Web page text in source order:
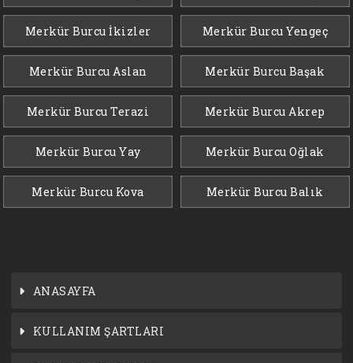
Merkür Burcu İkizler Merkür Burcu Yengeç
Merkür Burcu Aslan Merkür Burcu Başak
Merkür Burcu Terazi Merkür Burcu Akrep
Merkür Burcu Yay Merkür Burcu Oğlak
Merkür Burcu Kova Merkür Burcu Balık
ANASAYFA
KULLANIM ŞARTLARI